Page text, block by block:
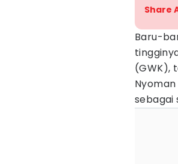
Share
Baru-
(GWK),
sebagai